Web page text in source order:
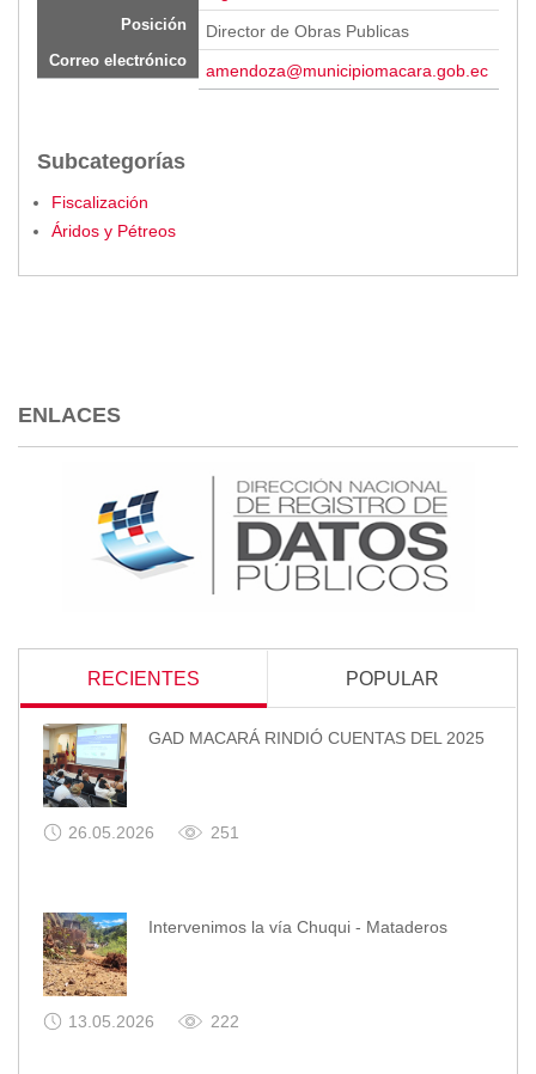
Posición
Correo electrónico
Director de Obras Publicas
amendoza@municipiomacara.gob.ec
Subcategorías
Fiscalización
Áridos y Pétreos
ENLACES
RECIENTES POPULAR
GAD MACARÁ RINDIÓ CUENTAS DEL 2025
26.05.2026 251
Intervenimos la vía Chuqui - Mataderos
13.05.2026 222